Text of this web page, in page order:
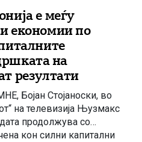
е меѓу
економии по
на
резултати
Бојан Стојаноски, во
на телевизија Њузмакс
продолжува со
кон силни капитални